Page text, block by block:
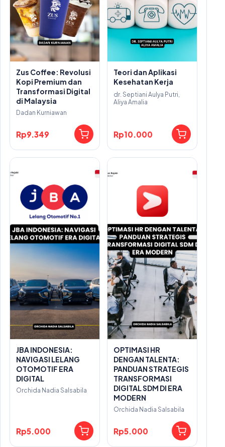
Zus Coffee: Revolusi
Kopi Premium dan
Transformasi Digital
di Malaysia
Dadan Kurniawan
Rp9.349
Teori dan Aplikasi
Kesehatan Kerja
dr. Septiani Aulya Putri,
Aliya Amalia
Rp10.000
JBA INDONESIA:
NAVIGASI LELANG
OTOMOTIF ERA
DIGITAL
Orchida Nadia Salsabila
Rp5.000
OPTIMASI HR
DENGAN TALENTA:
PANDUAN STRATEGIS
TRANSFORMASI
DIGITAL SDM DI ERA
MODERN
Orchida Nadia Salsabila
Rp5.000